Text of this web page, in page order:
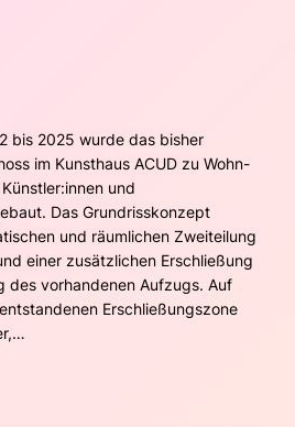
bis 2025 wurde das bisher
im Kunsthaus ACUD zu Wohn-
und
Das Grundrisskonzept
und räumlichen Zweiteilung
einer zusätzlichen Erschließung
des vorhandenen Aufzugs. Auf
Erschließungszone